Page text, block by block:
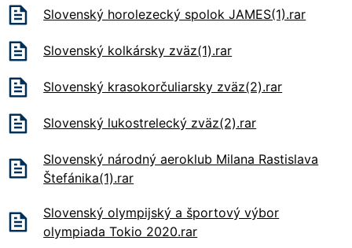
Slovenský horolezecký spolok JAMES(1).rar
Slovenský kolkársky zväz(1).rar
Slovenský krasokorčuliarsky zväz(2).rar
Slovenský lukostrelecký zväz(2).rar
Slovenský národný aeroklub Milana Rastislava
Štefánika(1).rar
Slovenský olympijský a športový výbor
olympiada Tokio 2020.rar